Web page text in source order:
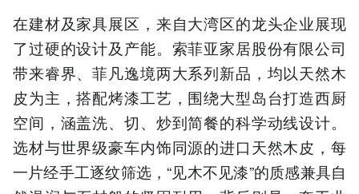
在建材及家具展区，来自大湾区的龙头企业展现
了过硬的设计及产能。索菲亚家居股份有限公司
带来睿界、菲凡逸境两大系列新品，均以天然木
皮为主，搭配烤漆工艺，围绕大型岛台打造西厨
空间，涵盖洗、切、炒到简餐的科学动线设计。
选材与世界级豪车内饰同源的进口天然木皮，每
一片经手工逐纹筛选，“见木不见漆”的质感兼具自